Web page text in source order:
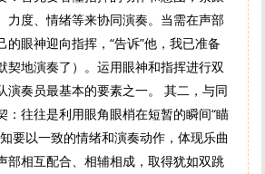
力度、情绪等来协同演奏。当需在声部
的眼神迎向指挥，“告诉”他，我已准备
契地演奏了）。运用眼神和指挥进行双
演奏员最基本的要素之一。 其二，与同
：往往是利用眼角眼梢在短暂的瞬间“瞄
要以一致的情绪和演奏动作，体现乐曲
部相互配合、相辅相成，取得犹如双跳